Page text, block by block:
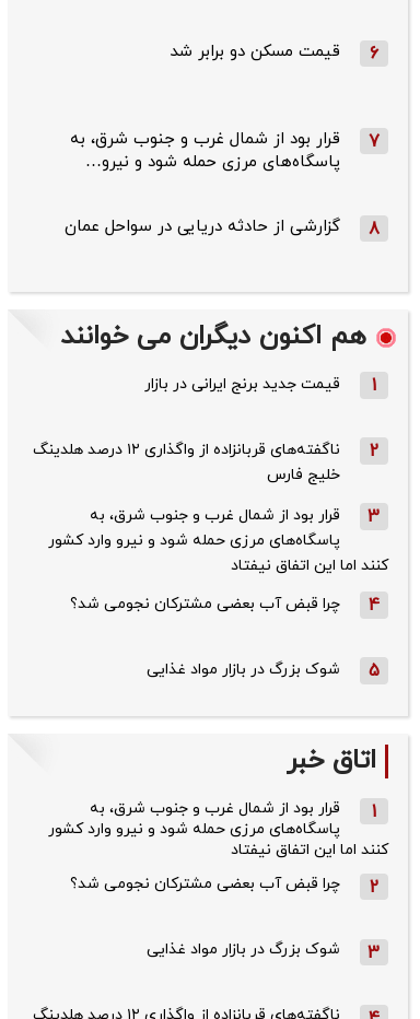
6 قیمت مسکن دو برابر شد
7
قرار بود از شمال ‌غرب و جنوب‌ شرق، به
پاسگاه‌های مرزی حمله شود و نیرو…
8 گزارشی از حادثه دریایی در سواحل عمان
هم اکنون دیگران می خوانند
1 قیمت جدید برنج ایرانی در بازار
2
ناگفته‌های قربانزاده از واگذاری ۱۲ درصد هلدینگ
خلیج فارس
3
قرار بود از شمال ‌غرب و جنوب‌ شرق، به
پاسگاه‌های مرزی حمله شود و نیرو وارد کشور
کنند اما این اتفاق نیفتاد
4 چرا قبض آب بعضی مشترکان نجومی شد؟
5 شوک بزرگ در بازار مواد غذایی
اتاق خبر
1
قرار بود از شمال ‌غرب و جنوب‌ شرق، به
پاسگاه‌های مرزی حمله شود و نیرو وارد کشور
کنند اما این اتفاق نیفتاد
2 چرا قبض آب بعضی مشترکان نجومی شد؟
3 شوک بزرگ در بازار مواد غذایی
ناگفته‌های قربانزاده از واگذاری ۱۲ درصد هلدینگ